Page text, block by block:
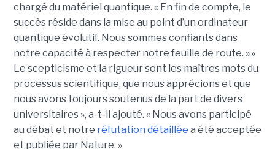
chargé du matériel quantique. « En fin de compte, le
succès réside dans la mise au point d’un ordinateur
quantique évolutif. Nous sommes confiants dans
notre capacité à respecter notre feuille de route. »«
Le scepticisme et la rigueur sont les maîtres mots du
processus scientifique, que nous apprécions et que
nous avons toujours soutenus de la part de divers
universitaires », a-t-il ajouté. « Nous avons participé
au débat et notre réfutation détaillée a été acceptée
et publiée par Nature. »